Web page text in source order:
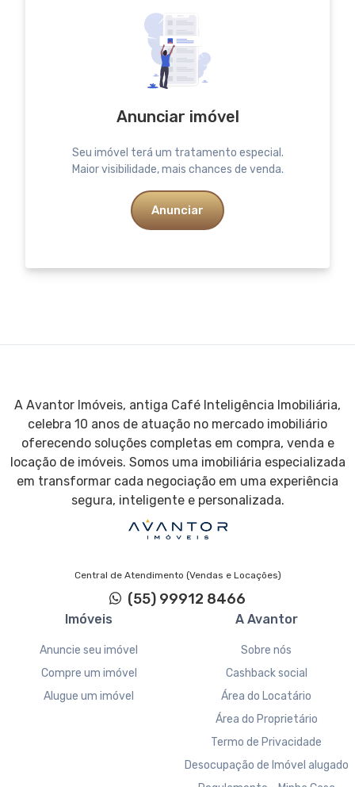
Anunciar imóvel
Seu imóvel terá um tratamento especial.
Maior visibilidade, mais chances de venda.
Anunciar
A Avantor Imóveis, antiga Café Inteligência Imobiliária,
celebra 10 anos de atuação no mercado imobiliário
oferecendo soluções completas em compra, venda e
locação de imóveis. Somos uma imobiliária especializada
em transformar cada negociação em uma experiência
segura, inteligente e personalizada.
Central de Atendimento (Vendas e Locações)
(55) 99912 8466
Imóveis
Anuncie seu imóvel
Compre um imóvel
Alugue um imóvel
A Avantor
Sobre nós
Cashback social
Área do Locatário
Área do Proprietário
Termo de Privacidade
Desocupação de Imóvel alugado